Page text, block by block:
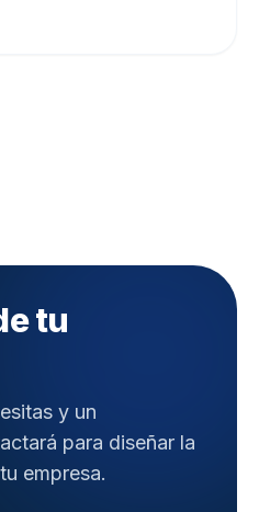
tu
y un
para diseñar la
empresa.